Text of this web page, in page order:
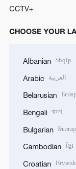
CCTV+
CHOOSE YOUR
Albanian Shqip
Arabic العربية
Belarusian
Bengali বাংলা
Bulgarian
Cambodian ខ្មែរ
Croatian